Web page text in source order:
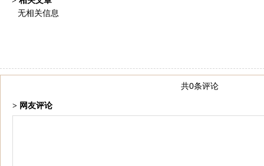
无相关信息
共0条评论
> 网友评论